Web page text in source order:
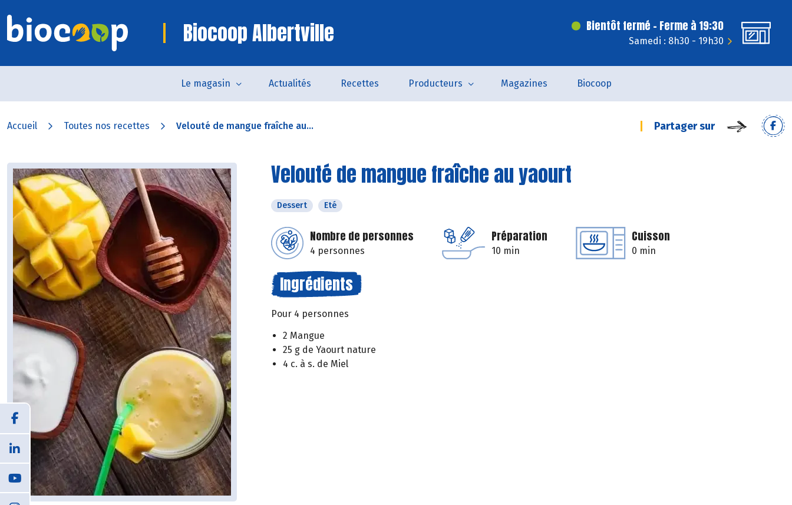
Biocoop Albertville Bientôt fermé - Ferme à 19:30
Samedi : 8h30 - 19h30
Le magasin Actualités Recettes Producteurs Magazines Biocoop
Accueil Toutes nos recettes Velouté de mangue fraîche au... Partager sur
Velouté de mangue fraîche au yaourt
Dessert Eté
Nombre de personnes
4 personnes
Préparation
10 min
Cuisson
0 min
Ingrédients
Pour 4 personnes
2 Mangue
25 g de Yaourt nature
4 c. à s. de Miel